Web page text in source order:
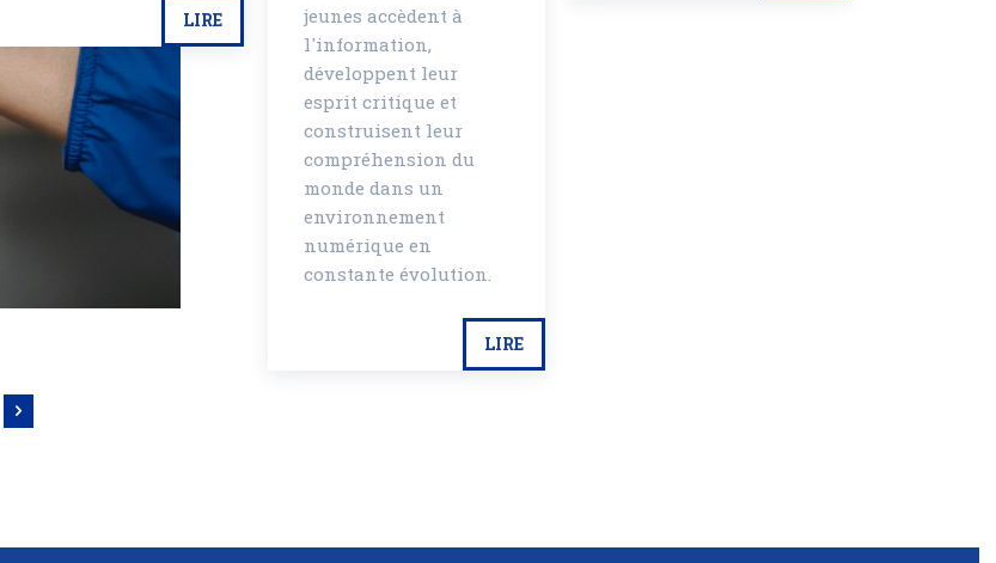
LIRE
jeunes accèdent à
l'information,
développent leur
esprit critique et
construisent leur
compréhension du
monde dans un
environnement
numérique en
constante évolution.
LIRE